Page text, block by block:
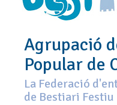
Agrupació
Popular de
La Federació
de Bestiari Festiu